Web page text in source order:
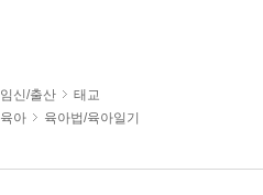
임신/출산
태교
육아 육아법/육아일기